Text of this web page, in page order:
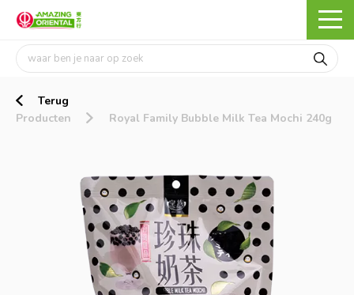
Terug
Producten
Royal Family Bubble Milk Tea Mochi 240g